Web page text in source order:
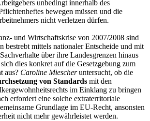
unbedingt innerhalb des
bewegen müssen und die
nicht verletzen dürfen.
und Wirtschaftskrise von 2007/2008 sind
bestrebt mittels nationaler Entscheide und mit
über ihre Landesgrenzen hinaus
dies konkret auf die Gesetzgebung zum
aus? Caroline Miescheruntersucht, ob die
von Standards mit den
im Einklang zu bringen
erfordert eine solche extraterritoriale
Grundlage im EU-Recht, ansonsten
nicht mehr gewährleistet werden.